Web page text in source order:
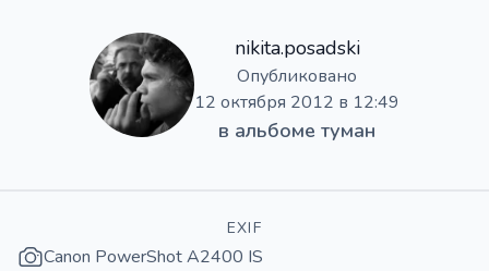
nikita.posadski
Опубликовано
12 октября 2012 в 12:49
в альбоме туман
EXIF
Canon PowerShot A2400 IS